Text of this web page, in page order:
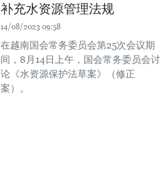
补充水资源管理法规
14/08/2023 09:58
在越南国会常务委员会第25次会议期
间，8月14日上午，国会常务委员会讨
论《水资源保护法草案》（修正
案）。 ​